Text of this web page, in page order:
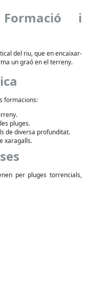
Formació i
del riu, que en encaixar-
un graó en el terreny.
formacions:
pluges.
de diversa profunditat.
xaragalls.
per pluges torrencials,